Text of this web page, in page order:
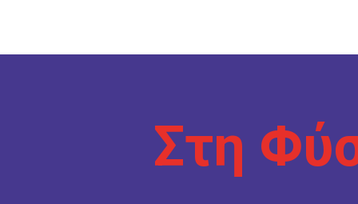
Συναυλίες
Εικαστικά Δρώμενα
Έκθεση Φωτογραφίας
Στη